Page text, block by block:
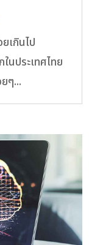
เกินไป
ประเทศไทย
ๆ...